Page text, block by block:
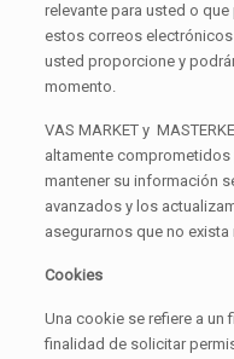
relevante para usted o
estos correos
usted proporcione y
momento.
VAS MARKET y
altamente
mantener su información
avanzados y los
asegurarnos que no
Cookies
Una cookie se refiere a un
finalidad de solicitar